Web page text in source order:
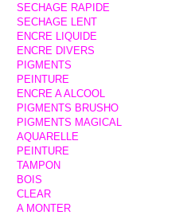
SECHAGE RAPIDE
SECHAGE LENT
ENCRE LIQUIDE
ENCRE DIVERS
PIGMENTS
PEINTURE
ENCRE A ALCOOL
PIGMENTS BRUSHO
PIGMENTS MAGICAL
AQUARELLE
PEINTURE
TAMPON
BOIS
CLEAR
A MONTER